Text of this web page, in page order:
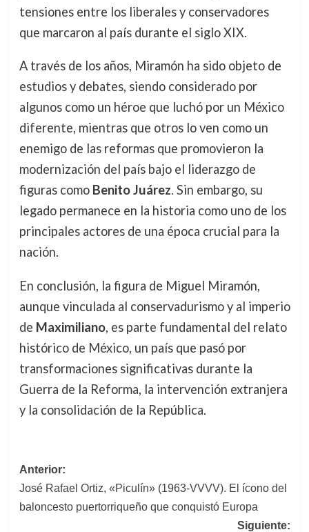
tensiones entre los liberales y conservadores
que marcaron al país durante el siglo XIX.
A través de los años, Miramón ha sido objeto de
estudios y debates, siendo considerado por
algunos como un héroe que luchó por un México
diferente, mientras que otros lo ven como un
enemigo de las reformas que promovieron la
modernización del país bajo el liderazgo de
figuras como Benito Juárez. Sin embargo, su
legado permanece en la historia como uno de los
principales actores de una época crucial para la
nación.
En conclusión, la figura de Miguel Miramón,
aunque vinculada al conservadurismo y al imperio
de Maximiliano, es parte fundamental del relato
histórico de México, un país que pasó por
transformaciones significativas durante la
Guerra de la Reforma, la intervención extranjera
y la consolidación de la República.
Navegación
de
entradas
Anterior:
José Rafael Ortiz, «Piculín» (1963-VVVV). El ícono del
baloncesto puertorriqueño que conquistó Europa
Siguiente: